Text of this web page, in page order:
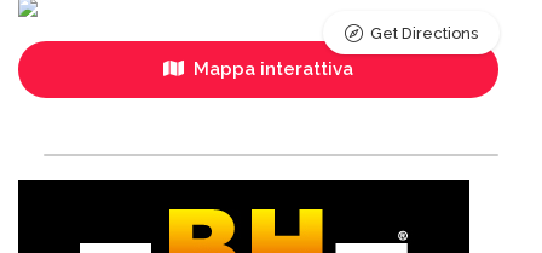
Mappa interattiva
Get Directions